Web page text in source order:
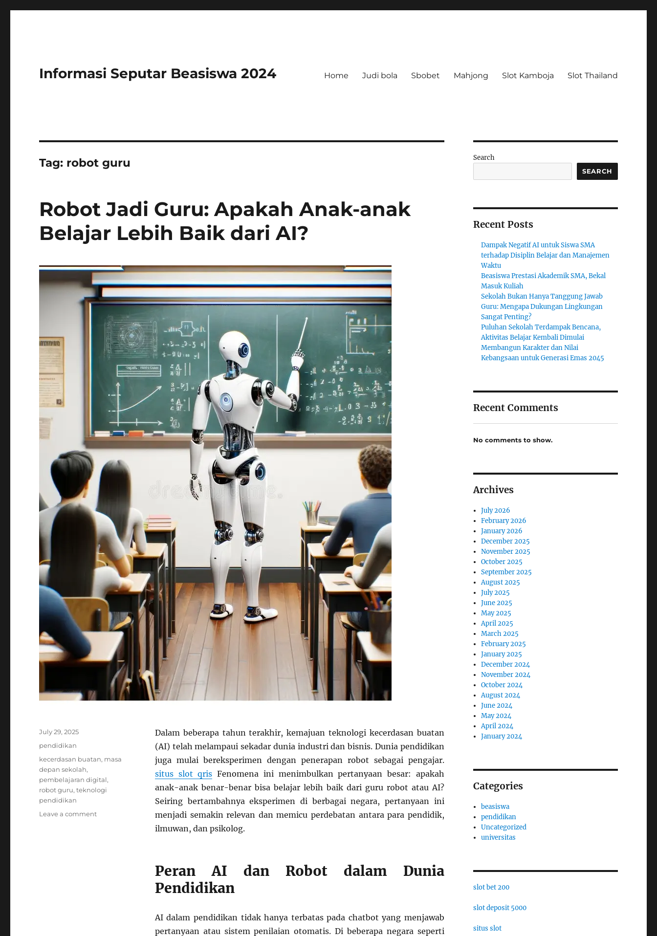
Informasi Seputar Beasiswa 2024 Home Judi bola Sbobet Mahjong Slot Kamboja Slot Thailand
Tag: robot guru
Robot Jadi Guru: Apakah Anak-anak
Belajar Lebih Baik dari AI?
Dalam beberapa tahun terakhir, kemajuan teknologi kecerdasan buatan
(AI) telah melampaui sekadar dunia industri dan bisnis. Dunia pendidikan
juga mulai bereksperimen dengan penerapan robot sebagai pengajar.
situs slot qris Fenomena ini menimbulkan pertanyaan besar: apakah
anak-anak benar-benar bisa belajar lebih baik dari guru robot atau AI?
Seiring bertambahnya eksperimen di berbagai negara, pertanyaan ini
menjadi semakin relevan dan memicu perdebatan antara para pendidik,
ilmuwan, dan psikolog.
Peran AI dan Robot dalam Dunia
Pendidikan
AI dalam pendidikan tidak hanya terbatas pada chatbot yang menjawab
pertanyaan atau sistem penilaian otomatis. Di beberapa negara seperti
Posted
July 29, 2025
Categories
pendidikan
Tags
kecerdasan buatan, masa
depan sekolah,
pembelajaran digital,
robot guru,teknologi
pendidikan
Leave a commenton
Search
SEARCH
Recent Posts
Dampak Negatif AI untuk Siswa SMA
terhadap Disiplin Belajar dan Manajemen
Waktu
Beasiswa Prestasi Akademik SMA, Bekal
Masuk Kuliah
Sekolah Bukan Hanya Tanggung Jawab
Guru: Mengapa Dukungan Lingkungan
Sangat Penting?
Puluhan Sekolah Terdampak Bencana,
Aktivitas Belajar Kembali Dimulai
Membangun Karakter dan Nilai
Kebangsaan untuk Generasi Emas 2045
Recent Comments
No comments to show.
Archives
July 2026
February 2026
January 2026
December 2025
November 2025
October 2025
September 2025
August 2025
July 2025
June 2025
May 2025
April 2025
March 2025
February 2025
January 2025
December 2024
November 2024
October 2024
August 2024
June 2024
May 2024
April 2024
January 2024
Categories
beasiswa
pendidikan
Uncategorized
universitas
slot bet 200
slot deposit 5000
situs slot